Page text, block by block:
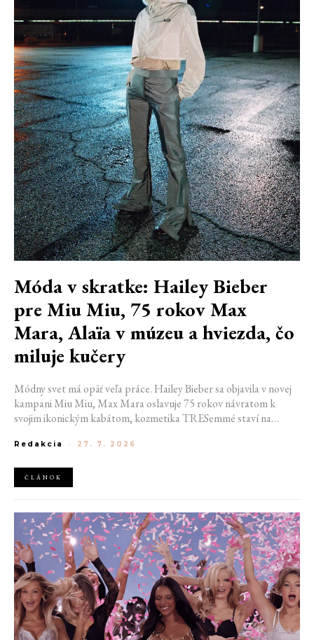
Móda v skratke: Hailey Bieber
pre Miu Miu, 75 rokov Max
Mara, Alaïa v múzeu a hviezda, čo
miluje kučery
Módny svet má opäť veľa práce. Hailey Bieber sa objavila v novej
kampani Miu Miu, Max Mara oslavuje 75 rokov návratom k
svojim ikonickým kabátom, kozmetika TRESemmé staví na
a v San Franciscu pripravujú prvú veľkú americkú retrospektívu
Redakcia - 27. 7. 2026
ČLÁNOK